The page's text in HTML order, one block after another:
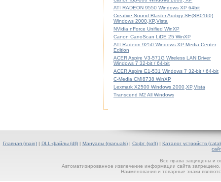
ATI RADEON 9550 Windows XP 64bit
Creative Sound Blaster Audigy SE(SB0160)
Windows 2000,XP,Vista
NVidia nForce Unified WinXP
Canon CanoScan LiDE 25 WinXP
ATI Radeon 9250 Windows XP Media Center
Edition
ACER Aspire V3-571G Wireless LAN Driver
Windows 7 32-bit / 64-bit
ACER Aspire E1-531 Windows 7 32-bit / 64-bit
C-Media CMI8738 WinXP
Lexmark X2500 Windows 2000,XP,Vista
Transcend M2 All Windows
Главная (main)| DLL-файлы (dll)| Мануалы (manuals)| Софт (soft)|
Каталог устройств
Все права защищены и
Автоматизированное извлечение информации сайта
Наименования и товарные знаки